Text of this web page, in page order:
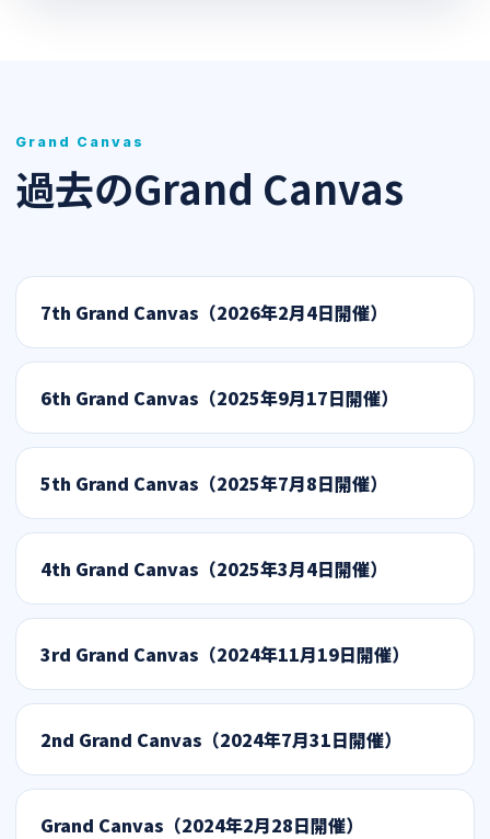
Grand Canvas
過去のGrand Canvas
7th Grand Canvas（2026年2月4日開催）
6th Grand Canvas（2025年9月17日開催）
5th Grand Canvas（2025年7月8日開催）
4th Grand Canvas（2025年3月4日開催）
3rd Grand Canvas（2024年11月19日開催）
2nd Grand Canvas（2024年7月31日開催）
Grand Canvas（2024年2月28日開催）